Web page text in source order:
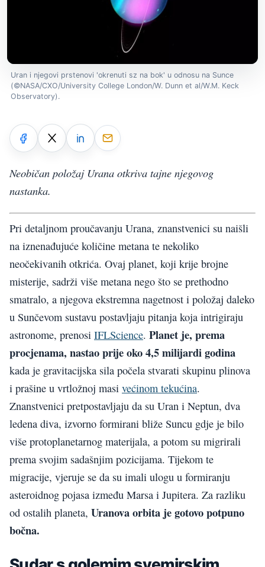
Uran i njegovi prstenovi 'okrenuti sz na bok' u odnosu na Sunce
(©NASA/CXO/University College London/W. Dunn et al/W.M. Keck
Observatory).
Neobičan položaj Urana otkriva tajne njegovog
nastanka.
Pri detaljnom proučavanju Urana, znanstvenici su naišli
na iznenađujuće količine metana te nekoliko
neočekivanih otkrića. Ovaj planet, koji krije brojne
misterije, sadrži više metana nego što se prethodno
smatralo, a njegova ekstremna nagetnost i položaj daleko
u Sunčevom sustavu postavljaju pitanja koja intrigiraju
astronome, prenosi IFLScience. Planet je, prema
procjenama, nastao prije oko 4,5 milijardi godina
kada je gravitacijska sila počela stvarati skupinu plinova
i prašine u vrtložnoj masi većinom tekućina.
Znanstvenici pretpostavljaju da su Uran i Neptun, dva
ledena diva, izvorno formirani bliže Suncu gdje je bilo
više protoplanetarnog materijala, a potom su migrirali
prema svojim sadašnjim pozicijama. Tijekom te
migracije, vjeruje se da su imali ulogu u formiranju
asteroidnog pojasa između Marsa i Jupitera. Za razliku
od ostalih planeta, Uranova orbita je gotovo potpuno
bočna.